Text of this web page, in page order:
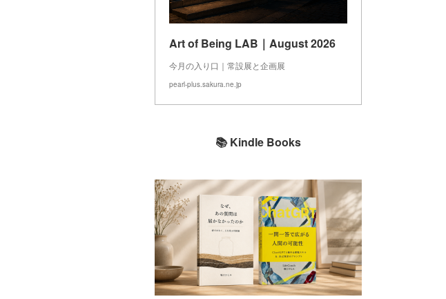
Art of Being LAB｜August 2026
今月の入り口｜常設展と企画展
pearl-plus.sakura.ne.jp
📚 Kindle Books